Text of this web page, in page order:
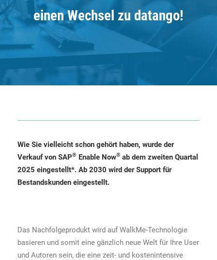
einen Wechsel zu datango!
Wie Sie vielleicht schon gehört haben, wurde der
Verkauf von SAP® Enable Now® ab dem zweiten Quartal
2025 eingestellt*. Ab 2030 wird der Support für
Bestandskunden eingestellt.
Das Nachfolgeprodukt wird auf WalkMe-Technologie
basieren und somit eine gänzlich neue Welt für Ihre User
und Autoren sein, die eine zeit- und kostenintensive